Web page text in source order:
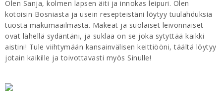
Olen Sanja, kolmen lapsen äiti ja innokas leipuri. Olen
kotoisin Bosniasta ja usein resepteistäni löytyy tuulahduksia
tuosta makumaailmasta. Makeat ja suolaiset leivonnaiset
ovat lähellä sydäntäni, ja suklaa on se joka sytyttää kaikki
aistini! Tule viihtymään kansainvälisen keittiööni, täältä löytyy
jotain kaikille ja toivottavasti myös Sinulle!